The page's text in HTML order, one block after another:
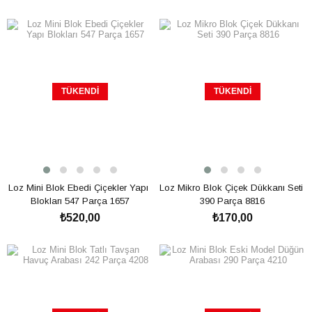
TÜKENDI
Loz Mini Blok Ebedi Çiçekler Yapı
Blokları 547 Parça 1657
₺520,00
TÜKENDI
Loz Mikro Blok Çiçek Dükkanı Seti
390 Parça 8816
₺170,00